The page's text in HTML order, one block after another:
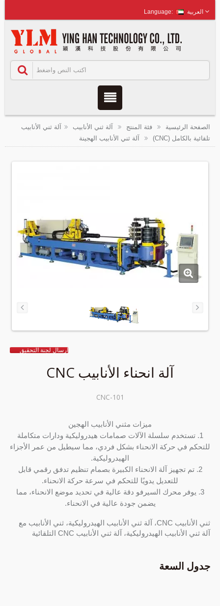
العربية
الصفحة الرئيسية فئة المنتج آلة ثني الأنابيب
آلة ثني الأنابيب
تلقائية بالكامل (CNC)
آلة ثني الأنابيب الهجينة
ارسال لجنة التحقيق
آلة انحناء الأنابيب CNC
CNC-101
ميزات مثني الأنابيب الهجين
1. تستخدم سلسلة الآلات صمامات هيدروليكية ودارات متكاملة
للتحكم في حركة الانحناء بشكل فردي، مما سيطيل من عمر الأجزاء
الهيدروليكية.
2. تم تجهيز آلة الانحناء الكبيرة بصمام تنظيم تدفق رقمي قابل
للتعديل يدويًا للتحكم في سرعة حركة الانحناء.
3. يوفر محرك السيرفو دقة عالية في تحديد موضع الانحناء، مما
يضمن جودة عالية في الانحناء.
ثني الأنابيب CNC، آلة ثني الأنابيب الهيدروليكية، ثني الأنابيب مع
آلة ثني الأنابيب الهيدروليكية، آلة ثني الأنابيب CNC التلقائية
جدول السعة